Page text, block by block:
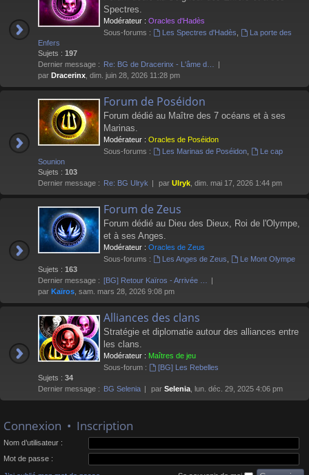
Spectres.
Modérateur : Oracles d'Hadès
Sous-forums :
Les Spectres d'Hadès
La porte des
Enfers
Sujets : 197
Dernier message : Re: BG de Dracerinx - L'âme d…
par Dracerinx , dim. juin 28, 2026 11:28 pm
Forum de Poséidon
Forum dédié au Maître des 7 océans et à ses
Marinas.
Modérateur : Oracles de Poséidon
Sous-forums :
Les Marinas de Poséidon,
Le cap
Sounion
Sujets : 103
Dernier message : Re: BG Ulryk par Ulryk , dim. mai 17, 2026 1:44 pm
Forum de Zeus
Forum dédié au Dieu des Dieux, Roi de l'Olympe,
et à ses Anges.
Modérateur : Oracles de Zeus
Sous-forums :
Les Anges de Zeus
Le Mont Olympe
Sujets : 163
Dernier message : [BG] Retour Kaïros - Arrivée …
par Kaïros , sam. mars 28, 2026 9:08 pm
Alliances des clans
Stratégie et diplomatie autour des alliances entre
les clans.
Modérateur : Maîtres de jeu
Sous-forum :
[BG] Les Rebelles
Sujets : 34
Dernier message : BG Selenia par Selenia , lun. déc. 29, 2025 4:06 pm
Connexion • Inscription
Nom d’utilisateur :
Mot de passe :